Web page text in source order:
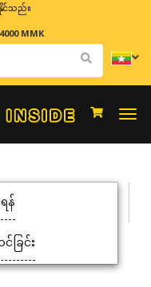
သည်။
MMK
န်
ခြင်း